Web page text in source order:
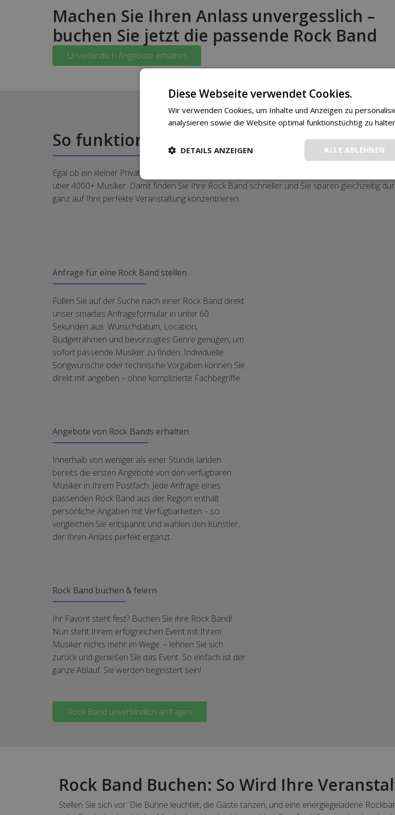
Machen Sie Ihren Anlass unvergesslich –
buchen Sie jetzt die passende Rock Band
Unverbindlich Angebote erhalten
So funktioniert's: Rock Band buchen in
Egal ob ein kleiner Privatanlass oder internationales Businessevent mit mehreren Hundert
über 4000+ Musiker. Damit finden Sie Ihre Rock Band schneller und Sie sparen gleichzeitig
ganz auf Ihre perfekte Veranstaltung konzentrieren.
Anfrage für eine Rock Band stellen
Füllen Sie auf der Suche nach einer Rock Band direkt
unser smartes Anfrageformular in unter 60
Sekunden aus: Wunschdatum, Location,
Budgetrahmen und bevorzugtes Genre genügen, um
sofort passende Musiker zu finden. Individuelle
Songwünsche oder technische Vorgaben können Sie
direkt mit angeben – ohne komplizierte Fachbegriffe.
Angebote von Rock Bands erhalten
Innerhalb von weniger als einer Stunde landen
bereits die ersten Angebote von den verfügbaren
Musiker in Ihrem Postfach. Jede Anfrage eines
passenden Rock Band aus der Region enthält
persönliche Angaben mit Verfügbarkeiten – so
vergleichen Sie entspannt und wählen den Künstler,
der Ihren Anlass perfekt ergänzt.
Rock Band buchen & feiern
Ihr Favorit steht fest? Buchen Sie ihre Rock Band!
Nun steht Ihrem erfolgreichen Event mit Ihrem
Musiker nichts mehr im Wege. – lehnen Sie sich
zurück und genießen Sie das Event. So einfach ist der
ganze Ablauf. Sie werden begeistert sein!
Rock Band unverbindlich anfragen
Rock Band Buchen: So Wird Ihre
Stellen Sie sich vor: Die Bühne leuchtet, die Gäste tanzen, und eine energiegeladene
Diese Webseite verwendet Cookies.
Wir verwenden Cookies, um Inhalte und Anzeigen zu
analysieren sowie die Website optimal funktionstüchtig zu
ALLE ABLEHNEN
DETAILS ANZEIGEN